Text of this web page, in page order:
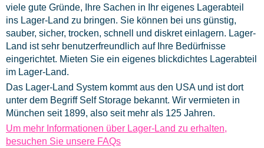
viele gute Gründe, Ihre Sachen in Ihr eigenes Lagerabteil
ins Lager-Land zu bringen. Sie können bei uns günstig,
sauber, sicher, trocken, schnell und diskret einlagern. Lager-
Land ist sehr benutzerfreundlich auf Ihre Bedürfnisse
eingerichtet. Mieten Sie ein eigenes blickdichtes Lagerabteil
im Lager-Land.
Das Lager-Land System kommt aus den USA und ist dort
unter dem Begriff Self Storage bekannt. Wir vermieten in
München seit 1899, also seit mehr als 125 Jahren.
Um mehr Informationen über Lager-Land zu erhalten,
besuchen Sie unsere FAQs